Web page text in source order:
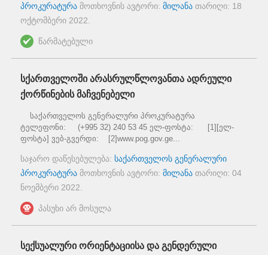
პროკურატურა მოთხოვნის ავტორი: მილანა თარიღი: 18
ოქტომბერი 2022
წარმატებული
სქართველოში არასრულწლოვანთა ადრეული
ქორწინების მაჩვენებელი
საქართველოს გენერალური პროკურატურა
ტელეფონი: (+995 32) 240 53 45 ელ-ფოსტა: [1][ელ-
ფოსტა] ვებ-გვერდი: [2]www.pog.gov.ge...
საჯარო დაწესებულება: საქართველოს გენერალური
პროკურატურა მოთხოვნის ავტორი: მილანა თარიღი: 04
ნოემბერი 2022
პასუხი არ მოსულა
სექსუალური ორიენტაციისა და გენდერული